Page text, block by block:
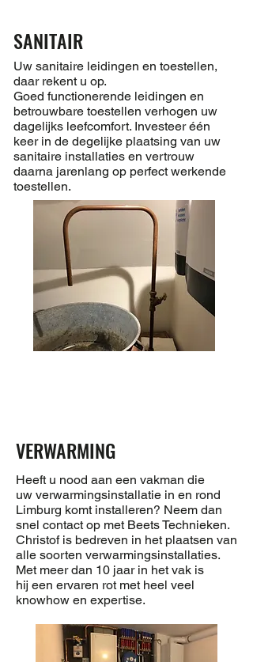
SANITAIR
Uw sanitaire leidingen en toestellen,
daar rekent u op.
Goed functionerende leidingen en
betrouwbare toestellen verhogen uw
dagelijks leefcomfort. Investeer één
keer in de degelijke plaatsing van uw
sanitaire installaties en vertrouw
daarna jarenlang op perfect werkende
toestellen.
VERWARMING
Heeft u nood aan een vakman die
uw verwarmingsinstallatie in en rond
Limburg komt installeren? Neem dan
snel contact op met Beets Technieken.
Christof is bedreven in het plaatsen van
alle soorten verwarmingsinstallaties.
Met meer dan 10 jaar in het vak is
hij een ervaren rot met heel veel
knowhow en expertise.